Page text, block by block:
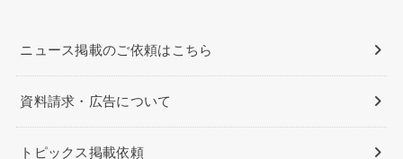
ニュース掲載のご依頼はこちら
資料請求・広告について
トピックス掲載依頼